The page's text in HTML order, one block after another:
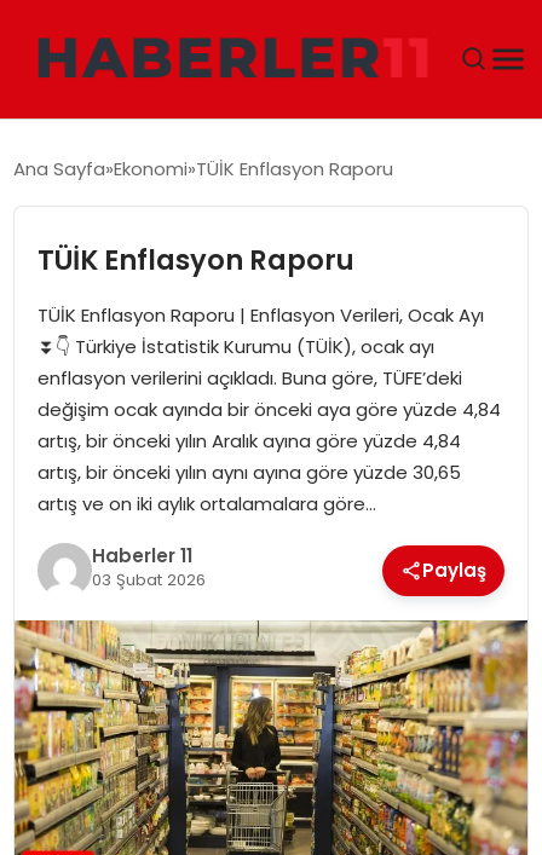
DÜNYA
EKONOMI
SIYASET
TEKNOLOJI
EĞITIM
SPOR
YAŞAM
Ana Sayfa Ekonomi TÜİK Enflasyon Raporu
TÜİK Enflasyon Raporu
TÜİK Enflasyon Raporu | Enflasyon Verileri, Ocak Ayı
⏬👇 Türkiye İstatistik Kurumu (TÜİK), ocak ayı
enflasyon verilerini açıkladı. Buna göre, TÜFE’deki
değişim ocak ayında bir önceki aya göre yüzde 4,84
artış, bir önceki yılın Aralık ayına göre yüzde 4,84
artış, bir önceki yılın aynı ayına göre yüzde 30,65
artış ve on iki aylık ortalamalara göre…
Haberler 11
03 Şubat 2026 Paylaş